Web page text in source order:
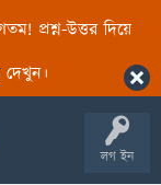
প্রশ্ন-উত্তর দিয়ে
দেখুন।
লগ ইন